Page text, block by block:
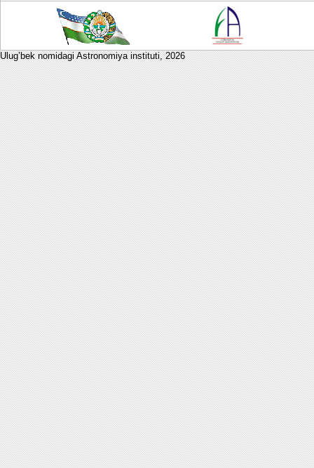
Ulug’bek nomidagi Astronomiya instituti,2026